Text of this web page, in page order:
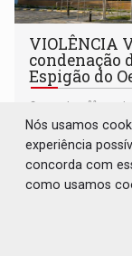
VIOLÊNCIA
condenação
Espigão do
Geral 06
O crime ocorreu
término do
companheira
Nós usamos
experiência
concorda com
como usamos